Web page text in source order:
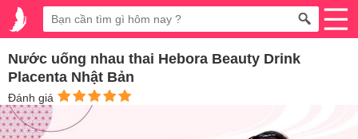
Nước uống nhau thai Hebora Beauty Drink
Placenta Nhật Bản
Đánh giá